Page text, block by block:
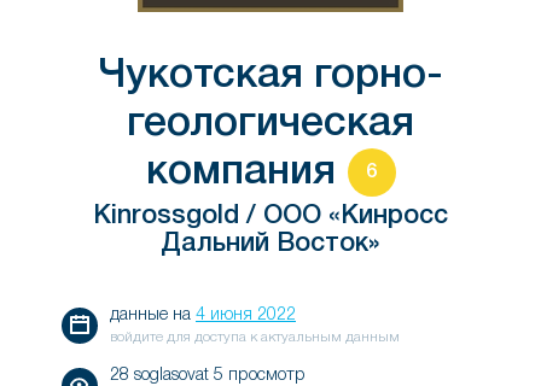
Чукотская горно-
геологическая
компания
6
Kinrossgold / ООО «Кинросс
Дальний Восток»
данные на 4 июня 2022
войдите для доступа к актуальным данным
28 soglasovat 5 просмотр